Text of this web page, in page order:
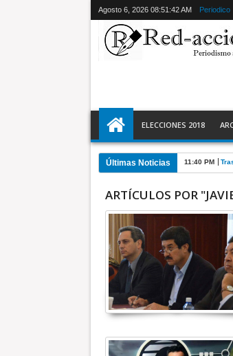
Agosto 6, 2026 08:51:43 AM Periodico
ELECCIONES 2018
Últimas Noticias 11:40 PM
ARTÍCULOS POR